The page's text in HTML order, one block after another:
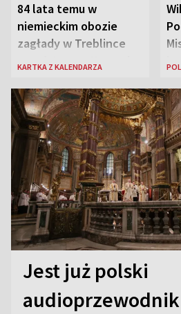
84 lata temu w
niemieckim obozie
zagłady w Treblince
zmarł Janusz Korczak
KARTKA Z KALENDARZA
Jest już polski